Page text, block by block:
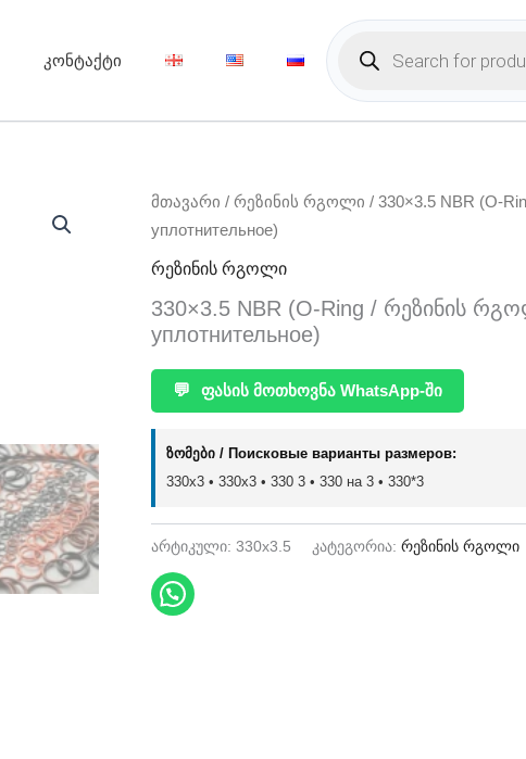
კონტაქტი
Products
search
მთავარი / რეზინის რგოლი / 330×3.5 NBR (O-
уплотнительное)
რეზინის რგოლი
330×3.5 NBR (O-Ring / რეზინის
уплотнительное)
💬 ფასის მოთხოვნა WhatsApp-ში
ზომები / Поисковые варианты размеров:
330x3 • 330х3 • 330 3 • 330 на 3 • 330*3
არტიკული: 330x3.5 კატეგორია: რეზინის რგოლი